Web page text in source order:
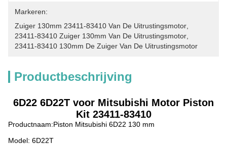
Markeren:
Zuiger 130mm 23411-83410 Van De Uitrustingsmotor
23411-83410 Zuiger 130mm Van De Uitrustingsmotor
23411-83410 130mm De Zuiger Van De Uitrustingsmotor
Productbeschrijving
6D22 6D22T voor Mitsubishi Motor Piston
Kit 23411-83410
Productnaam:Piston Mitsubishi 6D22 130 mm
Model: 6D22T